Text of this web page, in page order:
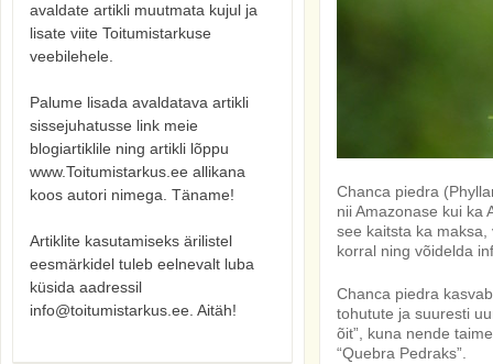
Chanca piedra
nii Amazonase kui ka
see kaitsta ka
korral ning võidelda
Chanca piedra
tohutute ja suuresti
õit”, kuna nende
“Quebra Pedraks”.
avaldate artikli muutmata kujul ja
lisate viite Toitumistarkuse
veebilehele.
Palume lisada avaldatava artikli
sissejuhatusse link meie
blogiartiklile ning artikli lõppu
www.Toitumistarkus.ee allikana
koos autori nimega. Täname!
Artiklite kasutamiseks ärilistel
eesmärkidel tuleb eelnevalt luba
küsida aadressil
info@toitumistarkus.ee. Aitäh!